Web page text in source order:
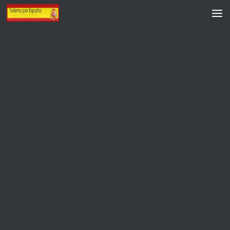
Saltar al contenido